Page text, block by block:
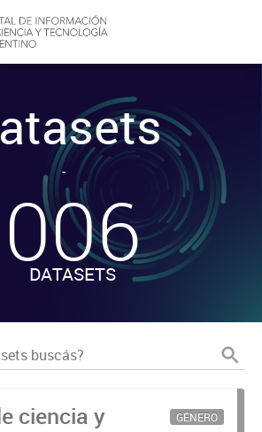
-
006
DATASETS
ciencia y
GÉNERO